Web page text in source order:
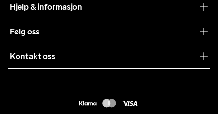
Teamwear
Bærekraft
Samarbeid
Hjelp & informasjon
Vilkår & Betingelser
Returer
Følg oss
Kontakt oss